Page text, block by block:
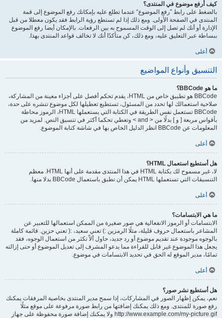
كيف أرفع موضوع في المنتدى؟
بالضغط على رابط ”رفع الموضوع“ عندما تطلع عليه بإمكانك رفع الموضوع إلى قمة
المنتدى في الصفحة الأولى. ومع ذلك إذا لم تستطع رؤية الرابط فقد يكون معطلا من قبل
الإدارة أو أنك لم تصل إلى الوقت المسموح به بين الرفعات. بالإمكان أيضا رفع الموضوع
ببساطة عبر التعليق عليه، ومع ذلك، كن متأكدًا أنك لا تخالف قواعد المنتدى بهذا.
أعلى
التنسيق وأنواع المواضيع
ما هو BBCode؟
BBCode هو تطبيق خاص من HTML، يقدم تحكم أفصل على أجزاء معينة من المشاركة،
صلاحية استعمالك لها تحدد من المسئول، تستطيع تعطيلها لكل موضوع تنشره على حدة،
BBCode تستعمل نفس الطريقة في الكتابة التي يستعملها HTML، الرموز محاطة
بأقواس مربعة [ و ] بدلًا من < and > وتعطي تحكما أكثر في تنسيق النص. لمزيد من
المعلومات عن BBCode انظر الدليل الخاص بها في شاشة كتابة الموضوع.
أعلى
هل أستطيع استعمال HTML؟
لا، غير مسموح لك بكتابة HTML في هذا المنتدى مقدمة على أنها HTML. معظم
التنسيقات التي تستعملها HTML يمكن أن تطبق باستعمال BBCode بدلا منها.
أعلى
ما هي الابتسامات؟
الابتسامات أو الرموز الانفعالية هي صور صغيرة من الممكن استعمالها للتعبير عن
المشاعر باستعمال حروف قليلة، مثلًا الرمزين :) تعني سعيد، :( تعني حزين. قائمة كاملة
بالوجوه موجودة عند تقديم موضوع أو رد جديد، حاول ألاّ تكثر من استعمال الوجوه، فقد
يجعل هذا الموضوع غير قابل للقراءة مما يدعو المشرف إلى تعديل الموضوع أو حتى إزالته
تمامًا، مدير الموقع له الحق في تحديد الابتسامات في موضوع.
أعلى
هل أستطيع نشر صور؟
نعم، يمكن إظهار الصور في المشاركات، إذا سمح مدير المنتدى بخاصية المرفقات يمكنك
رفع صورة للمنتدى. ومع ذلك يمكنك إضافتها من رابط صورة مرفوعة على موقع مثلًا
http://www.example.com/my-picture.gif ولا يمكنك إضافة صورة محفوظة على جهاز